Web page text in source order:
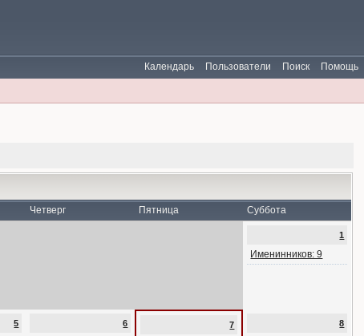
Помощь
Поиск
Пользователи
Календарь
Четверг Пятница Суббота
1
Именинников: 9
5 6 7 8